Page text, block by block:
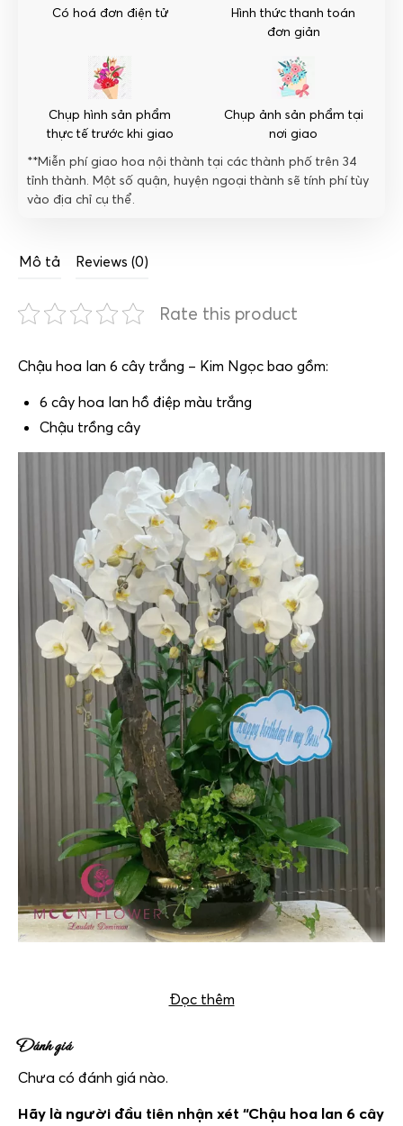
Có hoá đơn điện tử
Hình thức thanh toán
đơn giản
Chụp hình sản phẩm
thực tế trước khi giao
Chụp ảnh sản phẩm tại
nơi giao
**Miễn phí giao hoa nội thành tại các thành phố trên 34
tỉnh thành. Một số quận, huyện ngoại thành sẽ tính phí tùy
vào địa chỉ cụ thể.
Mô tả Reviews (0)
Rate this product
Chậu hoa lan 6 cây trắng – Kim Ngọc bao gồm:
6 cây hoa lan hồ điệp màu trắng
Chậu trồng cây
Đọc thêm
Đánh giá
Chưa có đánh giá nào.
Hãy là người đầu tiên nhận xét “Chậu hoa lan 6 cây